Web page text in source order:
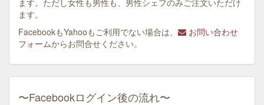
ます。ただし女性も男性も、男性シェフのみご注文いただけ
ます。
FacebookもYahooもご利用でない場合は、
お問い合わせ
フォームからお問合せください。
〜Facebookログイン後の流れ〜